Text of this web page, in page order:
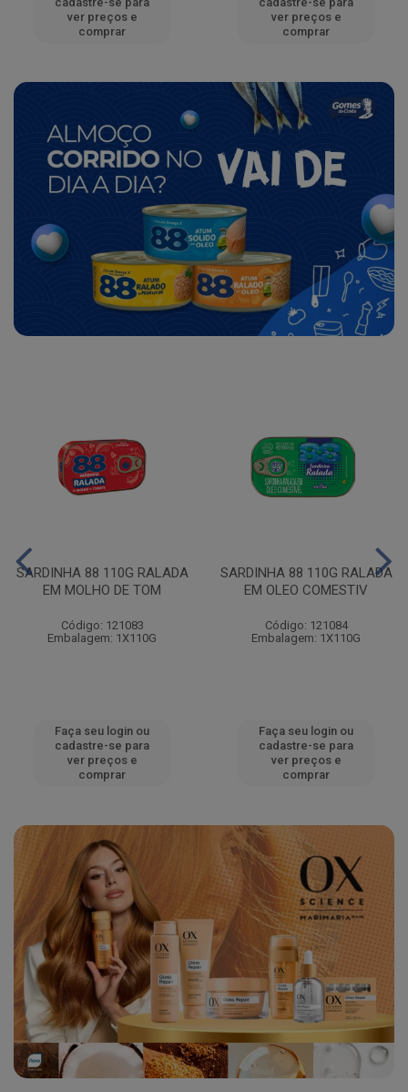
ver preços e
comprar
ver preços e
comprar
SARDINHA 88 110G RALADA
EM MOLHO DE TOM
Código: 121083
Embalagem: 1X110G
Faça seu login ou
cadastre-se para
ver preços e
comprar
SARDINHA 88 110G RALADA
EM OLEO COMESTIV
Código: 121084
Embalagem: 1X110G
Faça seu login ou
cadastre-se para
ver preços e
comprar